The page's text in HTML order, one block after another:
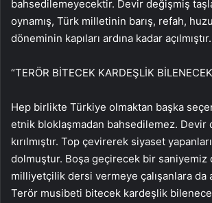
bahsedilemeyecektir. Devir değişmiş
oynamış, Türk milletinin barış, refah,
döneminin kapıları ardına kadar açılmıştır.
“TERÖR BİTECEK KARDEŞLİK
Hep birlikte Türkiye olmaktan başka
etnik bloklaşmadan bahsedilemez. Devir
kırılmıştır. Top çevirerek siyaset
dolmuştur. Boşa geçirecek bir saniyemiz
milliyetçilik dersi vermeye çalışanlara da
Terör musibeti bitecek kardeşlik